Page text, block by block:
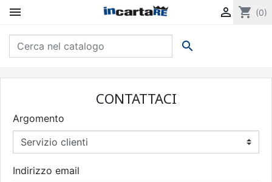
  shopping_cart (0)

CONTATTACI
Argomento
Indirizzo email